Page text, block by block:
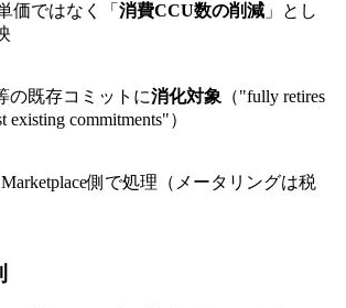
価ではなく「 消費CCU数の削減 」とし
の既存コミットに消化対象 （"fully retires
existing commitments"）
側で処理（メータリングは税